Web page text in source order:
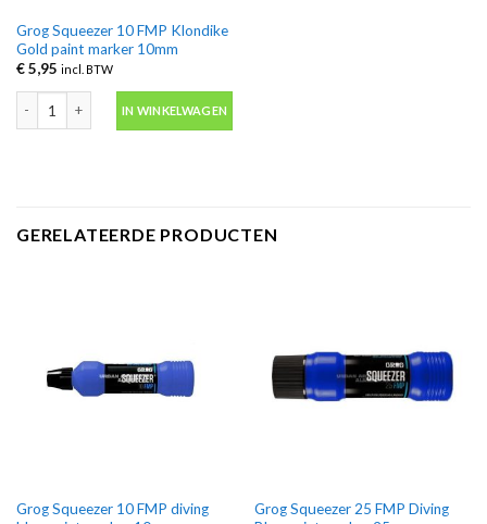
Grog Squeezer 10 FMP Klondike
Gold paint marker 10mm
€5,95 incl. BTW
IN WINKELWAGEN
GERELATEERDE PRODUCTEN
Grog Squeezer 10 FMP diving
Grog Squeezer 25 FMP Diving